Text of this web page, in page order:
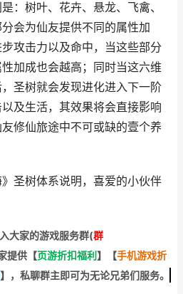
：树叶、花卉、悬龙、飞禽、
会为仙友提供不同的属性加
攻击力以及命中，当这些部分
加成也会越高；同时当这六维
圣树就会发现进化进入下一阶
及生活，其效果将会直接影响
修仙旅途中不可或缺的壹个养
圣树体系说明，喜爱的小伙伴
大家的游戏服务群(群
提供【页游折扣福利 】 【手机游戏折
】 ，私聊群主即可为无论兄弟们服务。